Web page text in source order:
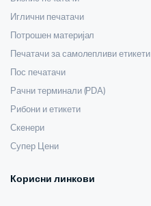
Иглични печатачи
Потрошен материјал
Печатачи за самолепливи етикети
Пос печатачи
Рачни терминали (PDA)
Рибони и етикети
Скенери
Супер Цени
Корисни линкови